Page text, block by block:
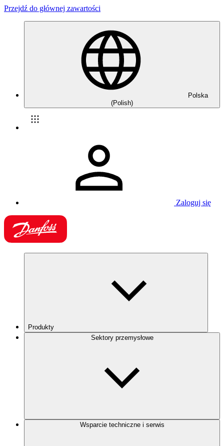
Przejdź do głównej zawartości
Polska
(Polish)
Zaloguj się
Produkty
Sektory przemysłowe
Wsparcie techniczne i serwis